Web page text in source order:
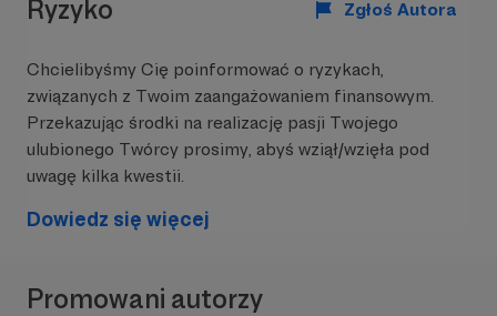
prostszym, uważnym życiu,
rozwój narzędzi do pracy własnej
-dzienników, ćwiczeń, refleksyjnych
materiałów.
To dzięki Tobie ten projekt może rosnąć
w
zgodzie ze sobą!
Ryzyko Zgłoś Autora
Chcielibyśmy Cię poinformować o ryzykach,
związanych z Twoim zaangażowaniem finansowym.
Przekazując środki na realizację pasji Twojego
ulubionego Twórcy prosimy, abyś wziął/wzięła pod
uwagę kilka kwestii.
Dowiedz się więcej
Promowani autorzy